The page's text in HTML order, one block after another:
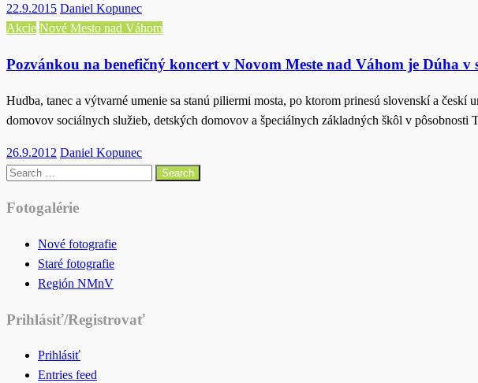
Posted
on
22.9.2015 Daniel Kopunec
Akcie Nové Mesto nad Váhom
Pozvánkou na benefičný koncert v Novom Meste nad Váhom je Dúha v
Hudba, tanec a výtvarné umenie sa stanú piliermi mosta, po ktorom prinesú slovenskí a
domovov sociálnych služieb, detských domovov a špeciálnych základných škôl v pôsobnosti
Posted
on
26.9.2012 Daniel Kopunec
Search
Fotogalérie
Nové fotografie
Staré fotografie
Región NMnV
Prihlásiť/Registrovať
Prihlásiť
Entries feed